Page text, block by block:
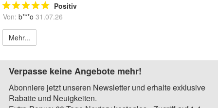
Positiv
Von: b***o 31.07.26
Mehr...
Verpasse keine Angebote mehr!
Abonniere jetzt unseren Newsletter und erhalte exklusive
Rabatte und Neuigkeiten.